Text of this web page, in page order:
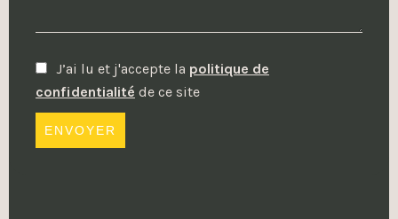
J’ai lu et j'accepte la politique de
confidentialité de ce site
ENVOYER